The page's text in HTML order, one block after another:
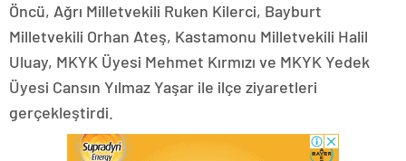
Öncü, Ağrı Milletvekili Ruken Kilerci, Bayburt
Milletvekili Orhan Ateş, Kastamonu Milletvekili Halil
Uluay, MKYK Üyesi Mehmet Kırmızı ve MKYK Yedek
Üyesi Cansın Yılmaz Yaşar ile ilçe ziyaretleri
gerçekleştirdi.